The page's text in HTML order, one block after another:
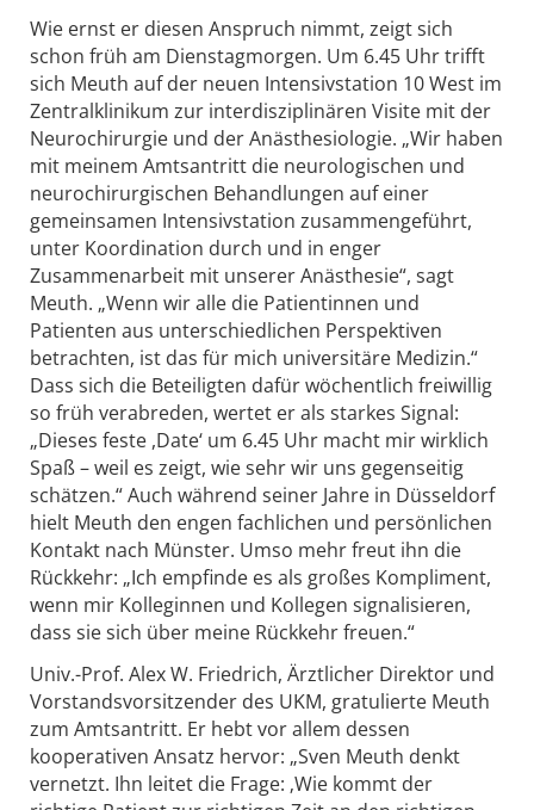
Wie ernst er diesen Anspruch nimmt, zeigt sich
schon früh am Dienstagmorgen. Um 6.45 Uhr trifft
sich Meuth auf der neuen Intensivstation 10 West im
Zentralklinikum zur interdisziplinären Visite mit der
Neurochirurgie und der Anästhesiologie. „Wir haben
mit meinem Amtsantritt die neurologischen und
neurochirurgischen Behandlungen auf einer
gemeinsamen Intensivstation zusammengeführt,
unter Koordination durch und in enger
Zusammenarbeit mit unserer Anästhesie“, sagt
Meuth. „Wenn wir alle die Patientinnen und
Patienten aus unterschiedlichen Perspektiven
betrachten, ist das für mich universitäre Medizin.“
Dass sich die Beteiligten dafür wöchentlich freiwillig
so früh verabreden, wertet er als starkes Signal:
„Dieses feste ,Date‘ um 6.45 Uhr macht mir wirklich
Spaß – weil es zeigt, wie sehr wir uns gegenseitig
schätzen.“ Auch während seiner Jahre in Düsseldorf
hielt Meuth den engen fachlichen und persönlichen
Kontakt nach Münster. Umso mehr freut ihn die
Rückkehr: „Ich empfinde es als großes Kompliment,
wenn mir Kolleginnen und Kollegen signalisieren,
dass sie sich über meine Rückkehr freuen.“
Univ.-Prof. Alex W. Friedrich, Ärztlicher Direktor und
Vorstandsvorsitzender des UKM, gratulierte Meuth
zum Amtsantritt. Er hebt vor allem dessen
kooperativen Ansatz hervor: „Sven Meuth denkt
vernetzt. Ihn leitet die Frage: ‚Wie kommt der